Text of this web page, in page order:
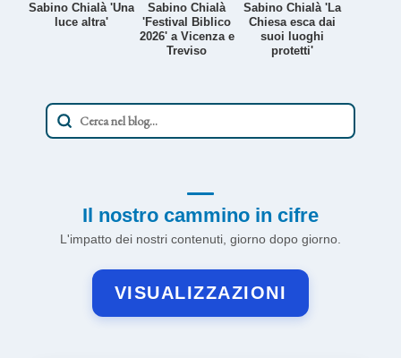
Sabino Chialà 'Una
luce altra'
Sabino Chialà
'Festival Biblico
2026' a Vicenza e
Treviso
Sabino Chialà 'La
Chiesa esca dai
suoi luoghi
protetti'
Il nostro cammino in cifre
L'impatto dei nostri contenuti, giorno dopo giorno.
VISUALIZZAZIONI